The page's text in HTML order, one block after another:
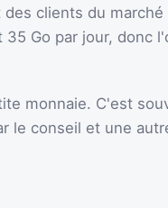
clients du
35 Go par jour, donc
monnaie. C'est
le conseil et une